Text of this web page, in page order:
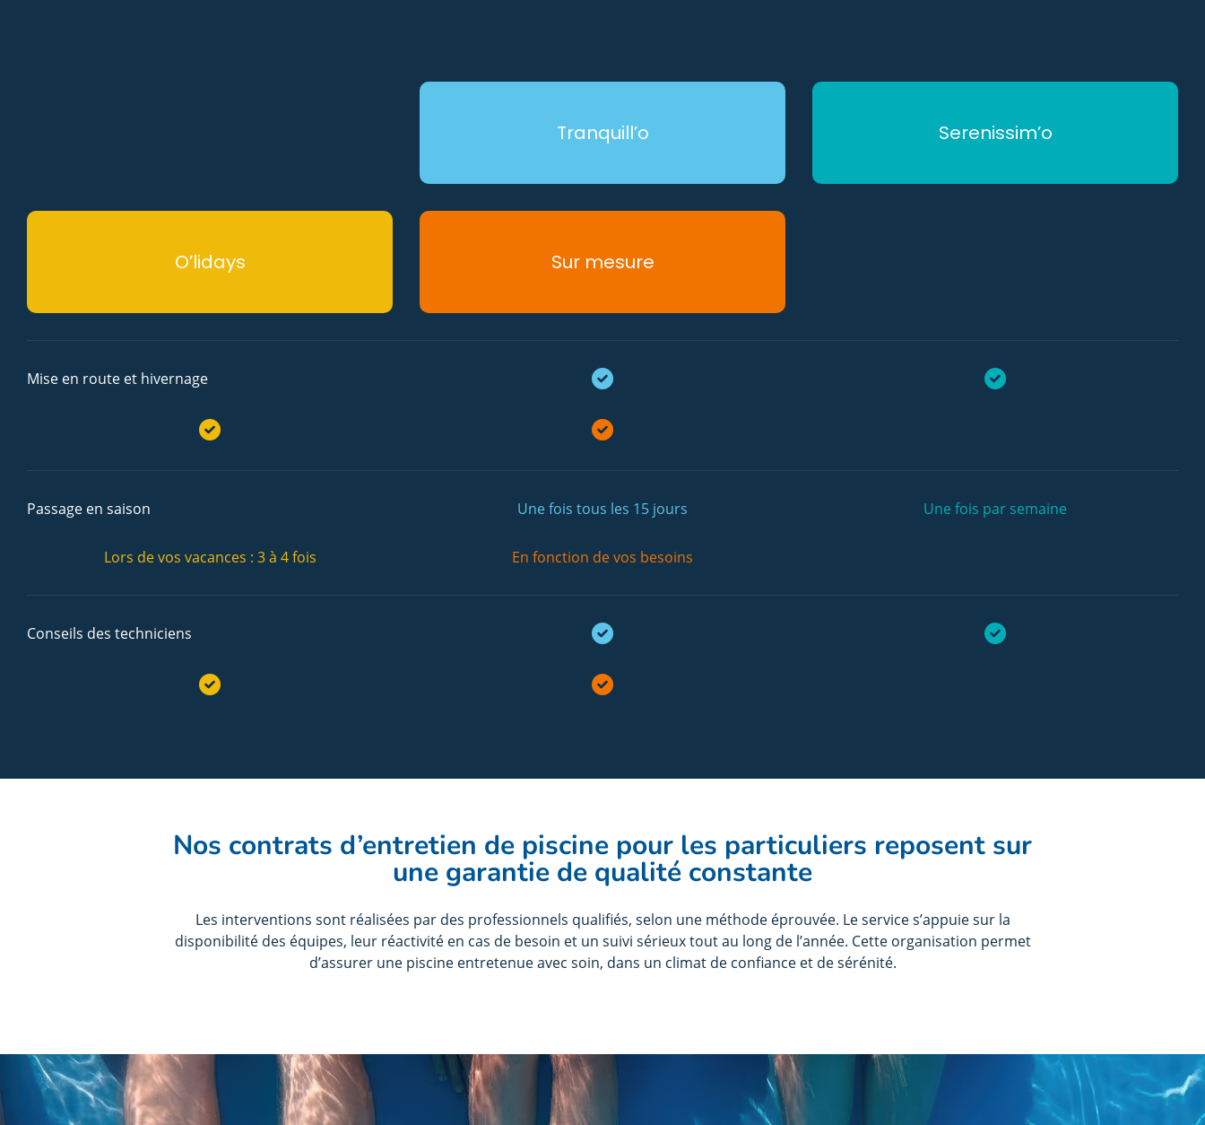
Tranquill’o Serenissim’o
O’lidays Sur mesure
Mise en route et hivernage
Passage en saison Une fois tous les 15 jours Une fois par semaine
Lors de vos vacances : 3 à 4 fois En fonction de vos besoins
Conseils des techniciens
Nos contrats d’entretien de piscine pour les particuliers reposent sur
une garantie de qualité constante
Les interventions sont réalisées par des professionnels qualifiés, selon une méthode éprouvée. Le service s’appuie sur la
disponibilité des équipes, leur réactivité en cas de besoin et un suivi sérieux tout au long de l’année. Cette organisation permet
d’assurer une piscine entretenue avec soin, dans un climat de confiance et de sérénité.